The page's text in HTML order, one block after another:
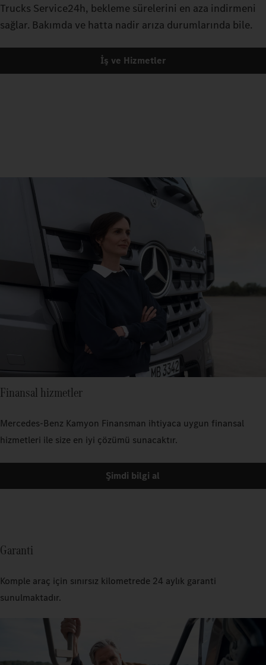
Trucks Service24h, bekleme sürelerini en aza indirmeni
sağlar. Bakımda ve hatta nadir arıza durumlarında bile.
İş ve Hizmetler
Finansal hizmetler
Mercedes‑Benz Kamyon Finansman ihtiyaca uygun finansal
hizmetleri ile size en iyi çözümü sunacaktır.
Şimdi bilgi al
Garanti
Komple araç için sınırsız kilometrede 24 aylık garanti
sunulmaktadır.